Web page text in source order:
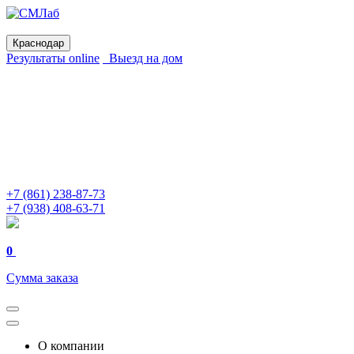
Краснодар
Результаты online Выезд на дом
+7 (861) 238-87-73
+7 (938) 408-63-71
0
Сумма заказа
О компании